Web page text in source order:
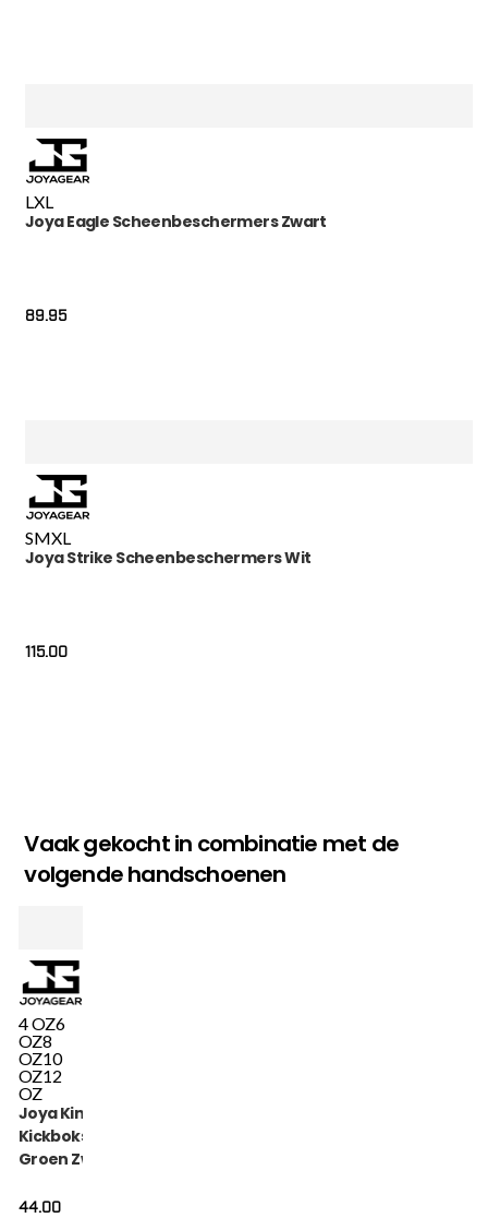
L XL
Joya Eagle Scheenbeschermers Zwart
89.95
SMXL
Joya Strike Scheenbeschermers Wit
115.00
Vaak gekocht in combinatie met de
volgende handschoenen
4 OZ6
OZ8
OZ10
OZ12
OZ
Joya Kinder Camo V2
Kickbokshandschoenen
Groen Zwart
44.00